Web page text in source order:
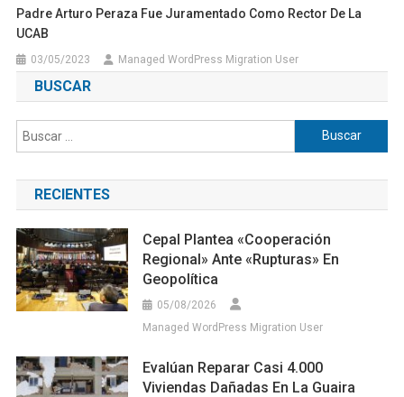
Padre Arturo Peraza Fue Juramentado Como Rector De La
UCAB
03/05/2023 Managed WordPress Migration User
BUSCAR
Buscar:
RECIENTES
Cepal Plantea «cooperación
Regional» Ante «rupturas» En
Geopolítica
05/08/2026
Managed WordPress Migration User
Evalúan Reparar Casi 4.000
Viviendas Dañadas En La Guaira